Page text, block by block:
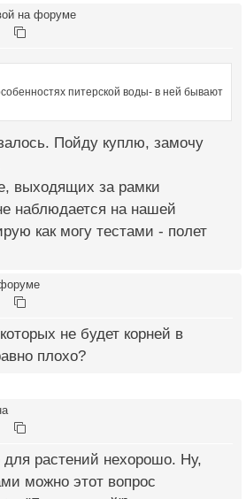
на форуме
питерской воды- в ней бывают
Пойду куплю, замочу
выходящих за рамки
наблюдается на нашей
как могу тестами - полет
не будет корней в
плохо?
растений нехорошо. Ну,
можно этот вопрос